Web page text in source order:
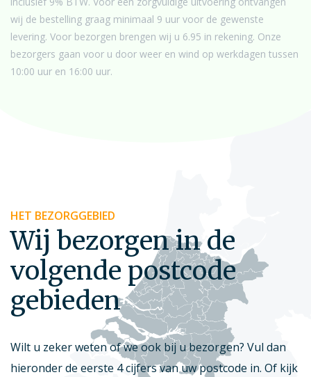
wij de bestelling graag minimaal 9 uur voor de gewenste
levering. Voor bezorgen brengen wij u 6.95 in rekening. Onze
bezorgers gaan voor u door weer en wind op werkdagen tussen
10:00 uur en 16:00 uur.
HET BEZORGGEBIED
Wij bezorgen in de
volgende postcode
gebieden
Wilt u zeker weten of we ook bij u bezorgen? Vul dan
hieronder de eerste 4 cijfers van uw postcode in. Of kijk